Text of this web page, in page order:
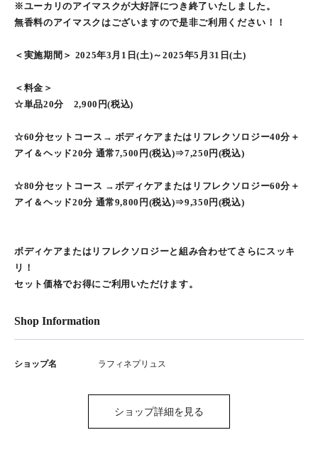
※ユーカリのアイマスクが大好評につき終了いたしました。
無香料のアイマスクはございますので是非ご利用ください！！
＜実施期間＞ 2025年3月1日(土)～2025年5月31日(土)
＜料金＞
☆単品20分 2,900円(税込)
☆60分セットコース→ ボディケアまたはリフレクソロジー40分＋
アイ＆ヘッド20分 通常7,500円(税込)⇒7,250円(税込)
☆80分セットコース →ボディケアまたはリフレクソロジー60分＋
アイ＆ヘッド20分 通常9,800円(税込)⇒9,350円(税込)
ボディケアまたはリフレクソロジーと組み合わせてさらにスッキ
リ！
セット価格でお得にご利用いただけます。
Shop Information
ショップ名 ラフィネプリュス
ショップ詳細を見る